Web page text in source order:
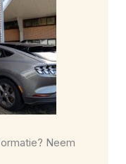
Neem